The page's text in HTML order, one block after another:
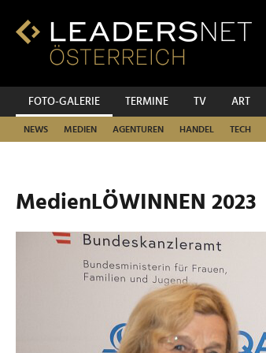
Inhalt
Fußzeilen-
Hauptnavigation
FOTO-GALERIE TERMINE TV ART
NEWS MEDIEN AGENTUREN HANDEL TECH
MedienLÖWINNEN 2023